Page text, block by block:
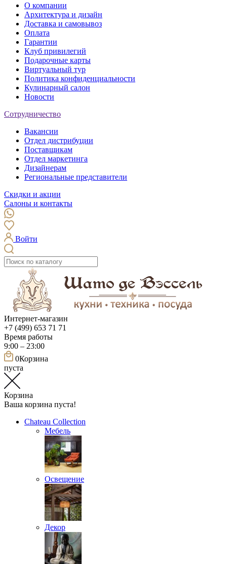
О компании
Архитектура и дизайн
Доставка и самовывоз
Оплата
Гарантии
Клуб привилегий
Подарочные карты
Виртуальный тур
Политика конфиденциальности
Кулинарный салон
Новости
Сотрудничество
Вакансии
Отдел дистрибуции
Поставщикам
Отдел маркетинга
Дизайнерам
Региональные представители
Скидки и акции
Салоны и контакты
Войти
Интернет-магазин
+7 (499) 653 71 71
Время работы
9:00 – 23:00
0Корзина
пуста
Корзина
Ваша корзина пуста!
Chateau Collection
Мебель
Освещение
Декор